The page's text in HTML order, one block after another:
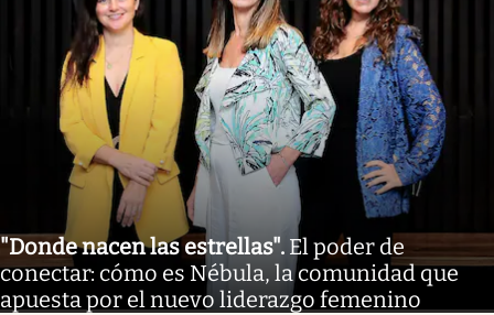
"Donde nacen las estrellas". El poder de
conectar: cómo es Nébula, la comunidad que
apuesta por el nuevo liderazgo femenino